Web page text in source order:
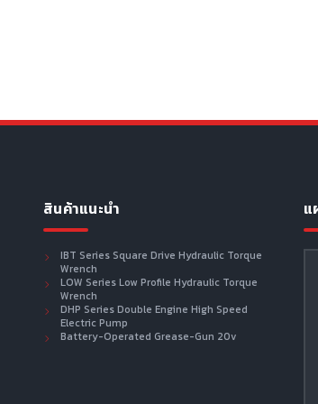
สินค้าแนะนำ
IBT Series Square Drive Hydraulic Torque
Wrench
LOW Series Low Profile Hydraulic Torque
Wrench
DHP Series Double Engine High Speed
Electric Pump
Battery-Operated Grease-Gun 20v
แ